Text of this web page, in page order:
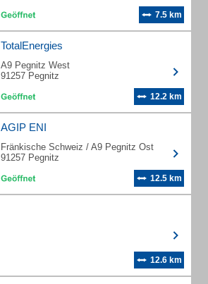
7.5 km
TotalEnergies
A9 Pegnitz West
91257 Pegnitz
12.2 km
AGIP ENI
Fränkische Schweiz / A9 Pegnitz Ost
91257 Pegnitz
12.5 km
12.6 km